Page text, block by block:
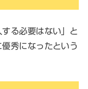
る必要はない」と
秀になったという